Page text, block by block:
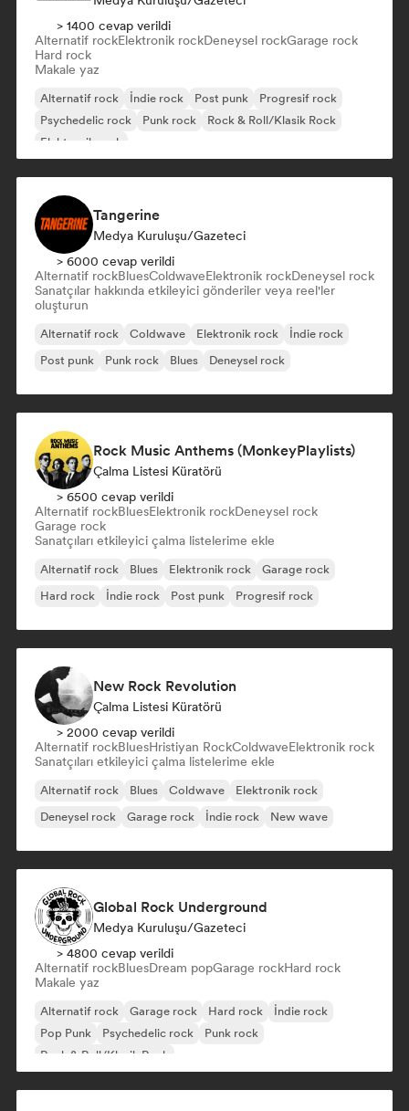
> 1400 cevap verildi
Alternatif rockElektronik rockDeneysel rockGarage rock
Hard rock
Makale yaz
Alternatif rock İndie rock Post punk
Progresif rock
Psychedelic rock
Punk rock
Rock & Roll/Klasik Rock
Elektronik rock
Tangerine
Medya Kuruluşu/Gazeteci
> 6000 cevap verildi
Alternatif rockBluesColdwaveElektronik rockDeneysel rock
Sanatçılar hakkında etkileyici gönderiler veya reel'ler
oluşturun
Alternatif rock Coldwave Elektronik rock
İndie rock
Post punk
Punk rock Blues Deneysel rock
Rock Music Anthems (MonkeyPlaylists)
Çalma Listesi Küratörü
> 6500 cevap verildi
Alternatif rockBluesElektronik rockDeneysel rock
Garage rock
Sanatçıları etkileyici çalma listelerime ekle
Alternatif rock Blues Elektronik rock
Garage rock
Hard rock
İndie rock Post punk Progresif rock
New Rock Revolution
Çalma Listesi Küratörü
> 2000 cevap verildi
Alternatif rockBluesHristiyan RockColdwaveElektronik rock
Sanatçıları etkileyici çalma listelerime ekle
Alternatif rock Blues Coldwave
Elektronik rock
Deneysel rock
Garage rock İndie rock New wave
Global Rock Underground
Medya Kuruluşu/Gazeteci
> 4800 cevap verildi
Alternatif rockBluesDream popGarage rockHard rock
Makale yaz
Alternatif rock Garage rock Hard rock
İndie rock
Pop Punk
Psychedelic rock
Punk rock
Rock & Roll/Klasik Rock